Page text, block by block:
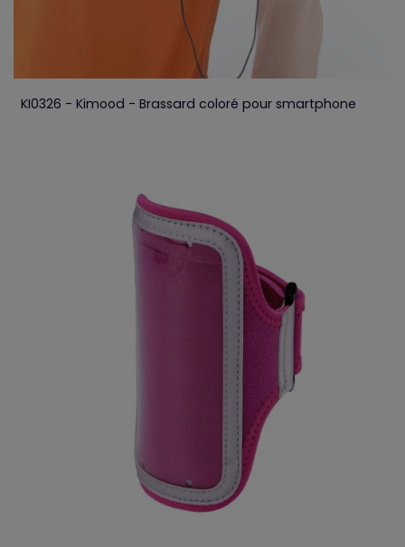
KI0326 - Kimood - Brassard coloré pour smartphone